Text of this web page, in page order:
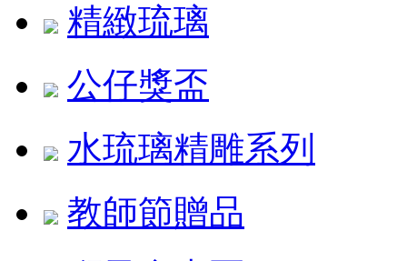
精緻琉璃
公仔獎盃
水琉璃精雕系列
教師節贈品